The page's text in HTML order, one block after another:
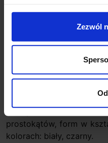
Zezwól
łączenia szyn
prostym.
prostokątów, form w
kolorach: biały, czarny.